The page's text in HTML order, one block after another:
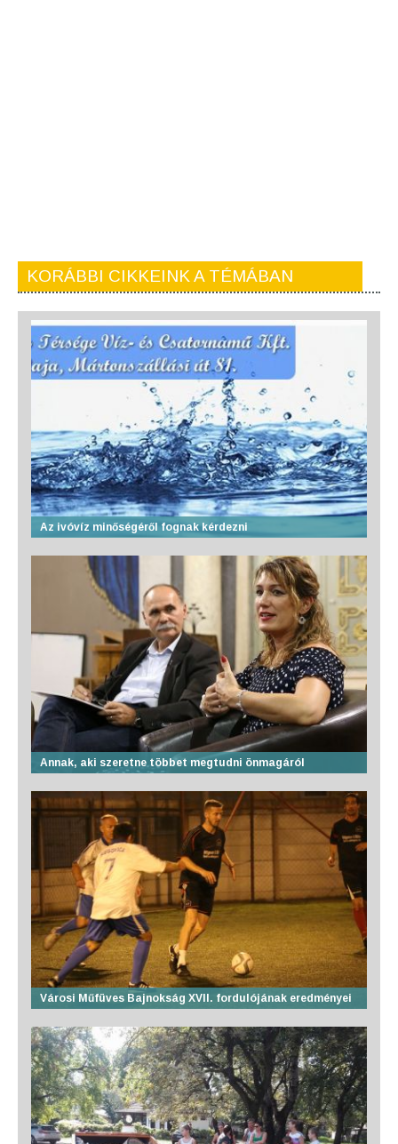
KORÁBBI CIKKEINK A TÉMÁBAN
Az ivóvíz minőségéről fognak kérdezni
Annak, aki szeretne többet megtudni önmagáról
Városi Műfüves Bajnokság XVII. fordulójának eredményei